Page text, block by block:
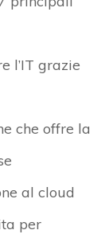
l’IT grazie
che offre la
al cloud
per